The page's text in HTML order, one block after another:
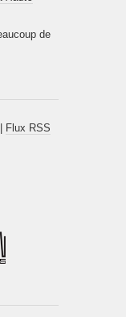
de
Flux RSS